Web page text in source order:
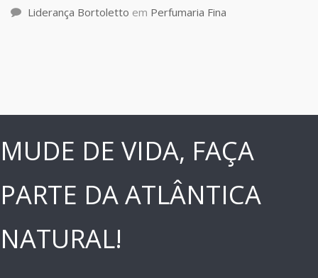
Liderança Bortoletto em Perfumaria Fina
MUDE DE VIDA, FAÇA
PARTE DA ATLÂNTICA
NATURAL!